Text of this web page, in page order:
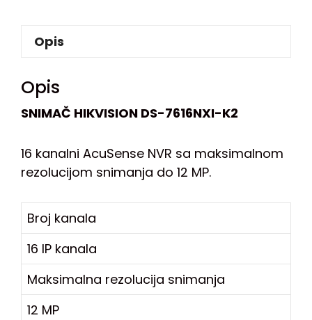
Opis
Opis
SNIMAČ HIKVISION DS-7616NXI-K2
16 kanalni AcuSense NVR sa maksimalnom
rezolucijom snimanja do 12 MP.
Broj kanala
16 IP kanala
Maksimalna rezolucija snimanja
12 MP